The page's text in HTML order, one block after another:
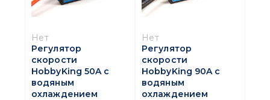
Нет
Регулятор
скорости
HobbyKing 50A с
водяным
охлаждением
Нет
Регулятор
скорости
HobbyKing 90A с
водяным
охлаждением